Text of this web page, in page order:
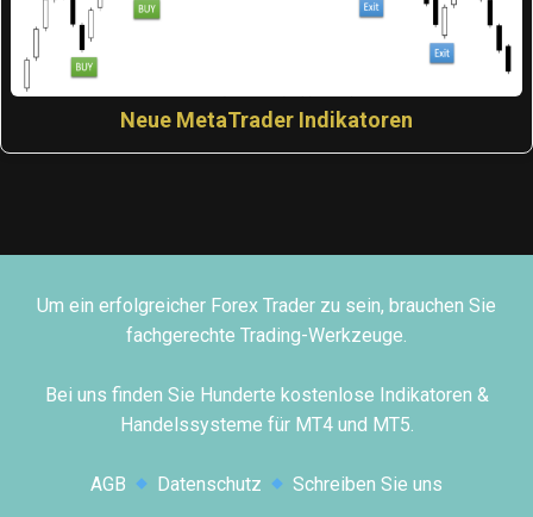
Neue MetaTrader Indikatoren
Um ein erfolgreicher Forex Trader zu sein, brauchen Sie
fachgerechte Trading-Werkzeuge.
Bei uns finden Sie Hunderte kostenlose Indikatoren &
Handelssysteme für MT4 und MT5.
AGB Datenschutz Schreiben Sie uns